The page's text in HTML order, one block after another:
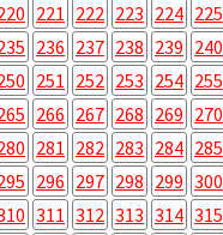
221 222 223 224 225
236 237 238 239 240
251 252 253 254 255
266 267 268 269 270
281 282 283 284 285
296 297 298 299 300
311 312 313 314 315